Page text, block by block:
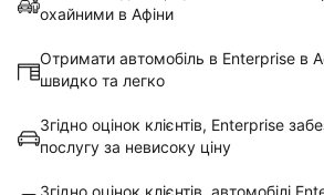
охайними в Афіни
Отримати автомобіль в Enterprise в
швидко та легко
Згідно оцінок клієнтів, Enterprise
послугу за невисоку ціну
Згідно оцінок клієнтів, автомобілі